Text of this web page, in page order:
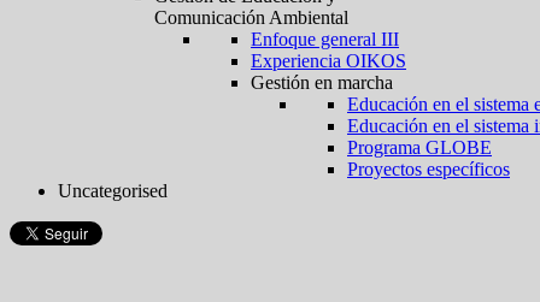
Comunicación Ambiental
Enfoque general III
Experiencia OIKOS
Gestión en marcha
Educación en el sistema
Educación en el sistema
Programa GLOBE
Proyectos específicos
Uncategorised